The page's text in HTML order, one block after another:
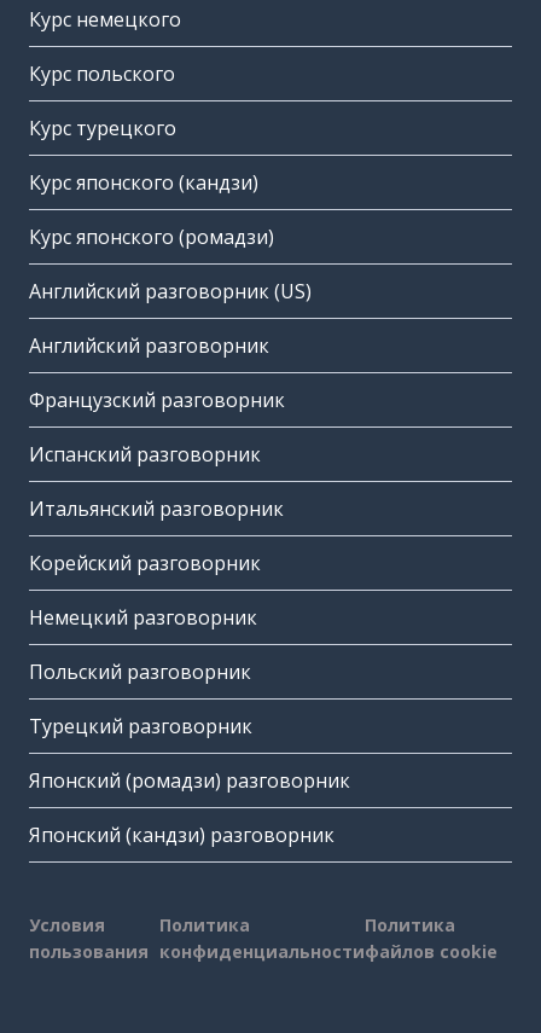
Курс немецкого
Курс польского
Курс турецкого
Курс японского (кандзи)
Курс японского (ромадзи)
Английский разговорник (US)
Английский разговорник
Французский разговорник
Испанский разговорник
Итальянский разговорник
Корейский разговорник
Немецкий разговорник
Польский разговорник
Турецкий разговорник
Японский (ромадзи) разговорник
Японский (кандзи) разговорник
Условия
пользования
Политика
конфиденциальности
Политика
файлов cookie